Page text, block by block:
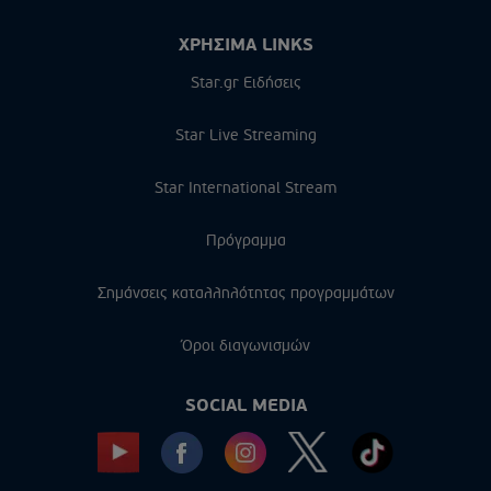
ΧΡΗΣΙΜΑ LINKS
Star.gr Ειδήσεις
Star Live Streaming
Star International Stream
Πρόγραμμα
Σημάνσεις καταλληλότητας προγραμμάτων
Όροι διαγωνισμών
SOCIAL MEDIA